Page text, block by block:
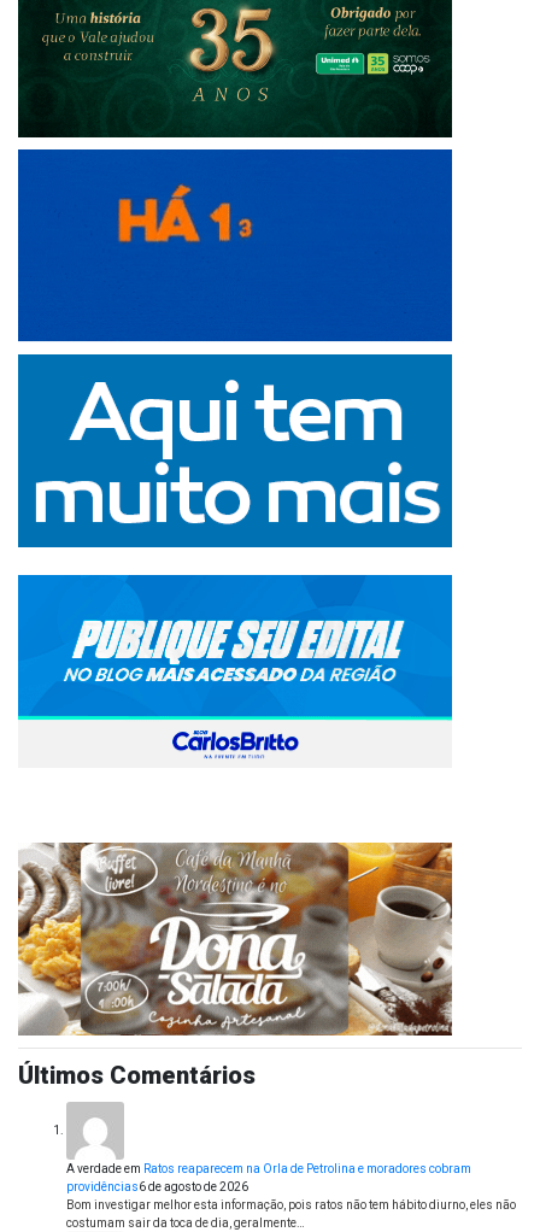
Últimos Comentários
A verdadeem Ratos reaparecem na Orla de Petrolina e moradores cobram
providências6 de agosto de 2026
Bom investigar melhor esta informação, pois ratos não tem hábito diurno, eles não
costumam sair da toca de dia, geralmente…